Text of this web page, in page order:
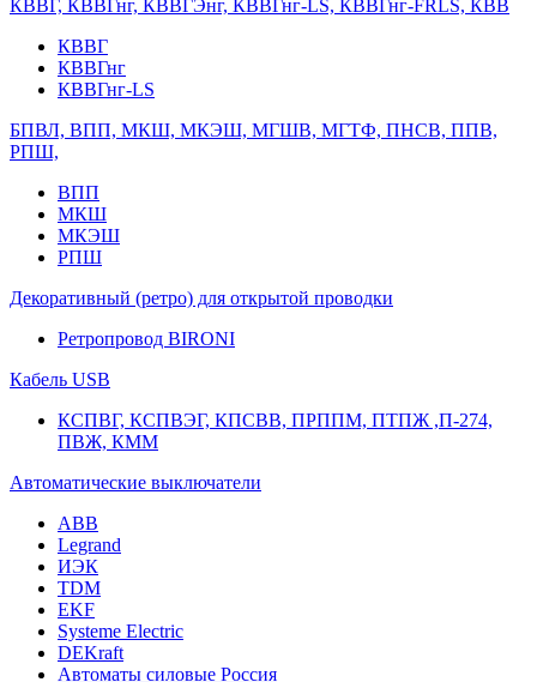
КВВГ, КВВГнг, КВВГЭнг, КВВГнг-LS, КВВГнг-FRLS, КВВ
КВВГ
КВВГнг
КВВГнг-LS
БПВЛ, ВПП, МКШ, МКЭШ, МГШВ, МГТФ, ПНСВ, ППВ,
РПШ,
ВПП
МКШ
МКЭШ
РПШ
Декоративный (ретро) для открытой проводки
Ретропровод BIRONI
Кабель USB
КСПВГ, КСПВЭГ, КПСВВ, ПРППМ, ПТПЖ ,П-274,
ПВЖ, КММ
Автоматические выключатели
ABB
Legrand
ИЭК
TDM
EKF
Systeme Electric
DEKraft
Автоматы силовые Россия